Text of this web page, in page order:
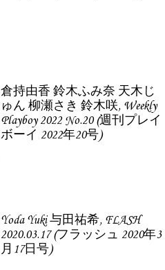
倉持由香 鈴木ふみ奈 天木じ
ゅん 柳瀬さき 鈴木咲, Weekly
Playboy 2022 No.20 (週刊プレイ
ボーイ 2022年20号)
Yoda Yuki 与田祐希, FLASH
2020.03.17 (フラッシュ 2020年3
月17日号)